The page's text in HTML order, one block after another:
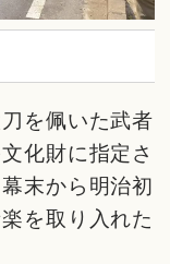
を佩いた武者
化財に指定さ
末から明治初
を取り入れた